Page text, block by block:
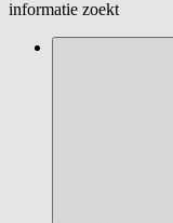
informatie zoekt